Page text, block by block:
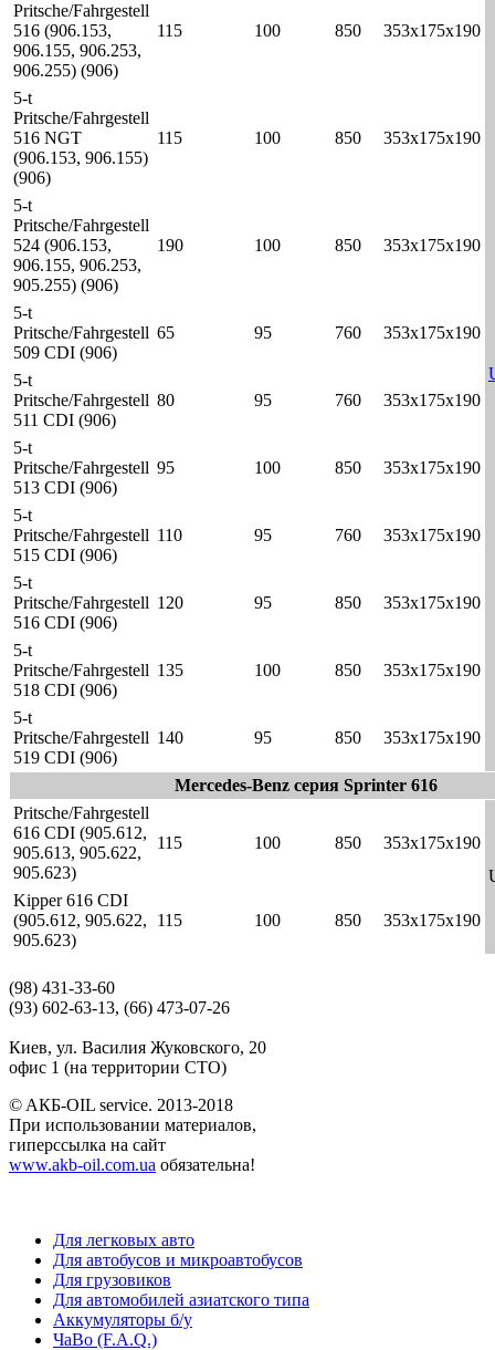
Pritsche/Fahrgestell
516 (906.153,
906.155, 906.253,
906.255) (906)
115 100 850 353x175x190
5-t
Pritsche/Fahrgestell
516 NGT
(906.153, 906.155)
(906)
115 100 850 353x175x190
5-t
Pritsche/Fahrgestell
524 (906.153,
906.155, 906.253,
905.255) (906)
190 100 850 353x175x190
5-t
Pritsche/Fahrgestell
509 CDI (906)
65 95 760 353x175x190
5-t
Pritsche/Fahrgestell
511 CDI (906)
80 95 760 353x175x190
5-t
Pritsche/Fahrgestell
513 CDI (906)
95 100 850 353x175x190
5-t
Pritsche/Fahrgestell
515 CDI (906)
110 95 760 353x175x190
5-t
Pritsche/Fahrgestell
516 CDI (906)
120 95 850 353x175x190
5-t
Pritsche/Fahrgestell
518 CDI (906)
135 100 850 353x175x190
5-t
Pritsche/Fahrgestell
519 CDI (906)
140 95 850 353x175x190
Mercedes-Benz серия Sprinter 616
Pritsche/Fahrgestell
616 CDI (905.612,
905.613, 905.622,
905.623)
115 100 850
353x175x190
Kipper 616 CDI
(905.612, 905.622,
905.623)
115 100 850 353x175x190
(98) 431-33-60
(93) 602-63-13, (66) 473-07-26
Киев, ул. Василия Жуковского, 20
офис 1 (на территории СТО)
© AКБ-OIL service. 2013-2018
При использовании материалов,
гиперссылка на сайт
www.akb-oil.com.ua обязательна!
Для легковых авто
Для автобусов и микроавтобусов
Для грузовиков
Для автомобилей азиатского типа
Аккумуляторы б/у
ЧаВо (F.A.Q.)